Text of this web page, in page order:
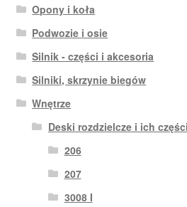
Opony i koła
Podwozie i osie
Silnik - części i akcesoria
Silniki, skrzynie biegów
Wnętrze
Deski rozdzielcze i ich części
206
207
3008 I